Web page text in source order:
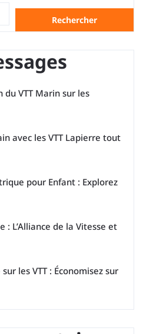
Rechercher
du VTT Marin sur les
avec les VTT Lapierre tout
pour Enfant : Explorez
: L’Alliance de la Vitesse et
les VTT : Économisez sur